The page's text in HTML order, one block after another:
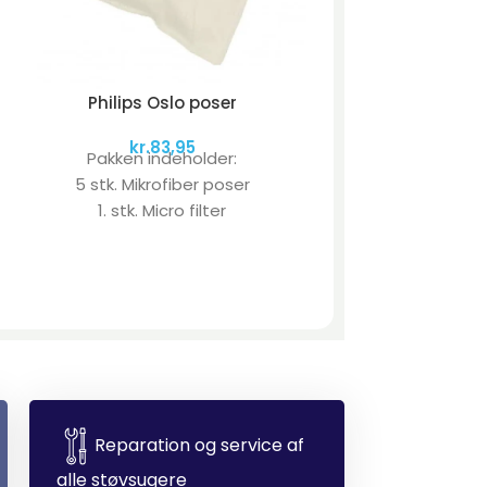
Philips Oslo poser
kr.83,95
Pakken indeholder:
5 stk. Mikrofiber poser
1. stk. Micro filter
Reparation og service af
alle støvsugere